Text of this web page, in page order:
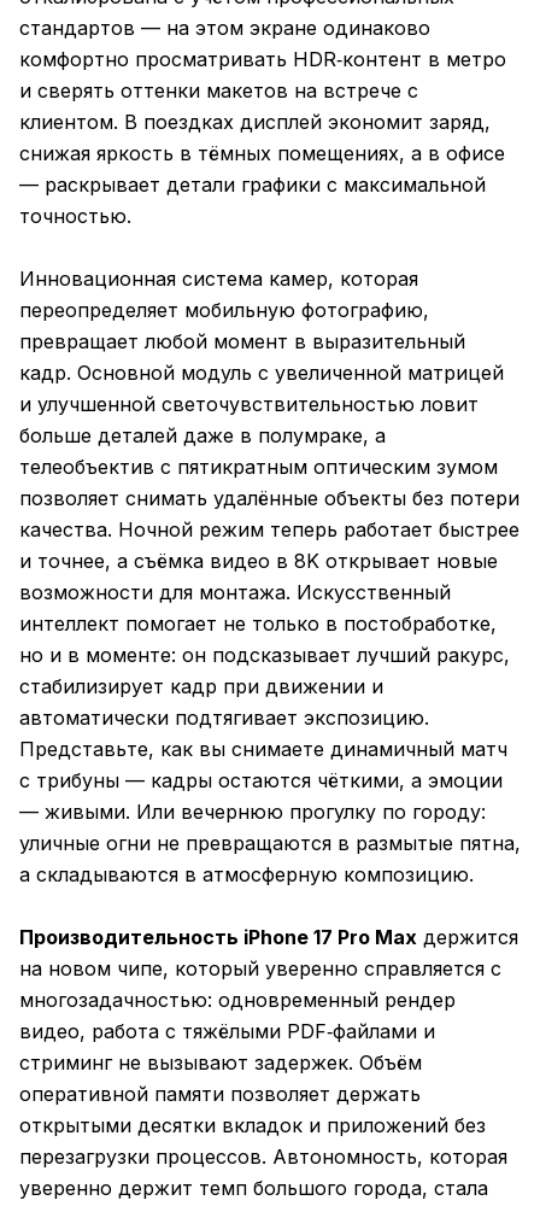
стандартов — на этом экране одинаково
комфортно просматривать HDR‑контент в метро
и сверять оттенки макетов на встрече с
клиентом. В поездках дисплей экономит заряд,
снижая яркость в тёмных помещениях, а в офисе
— раскрывает детали графики с максимальной
точностью.
Инновационная система камер, которая
переопределяет мобильную фотографию,
превращает любой момент в выразительный
кадр. Основной модуль с увеличенной матрицей
и улучшенной светочувствительностью ловит
больше деталей даже в полумраке, а
телеобъектив с пятикратным оптическим зумом
позволяет снимать удалённые объекты без потери
качества. Ночной режим теперь работает быстрее
и точнее, а съёмка видео в 8K открывает новые
возможности для монтажа. Искусственный
интеллект помогает не только в постобработке,
но и в моменте: он подсказывает лучший ракурс,
стабилизирует кадр при движении и
автоматически подтягивает экспозицию.
Представьте, как вы снимаете динамичный матч
с трибуны — кадры остаются чёткими, а эмоции
— живыми. Или вечернюю прогулку по городу:
уличные огни не превращаются в размытые пятна,
а складываются в атмосферную композицию.
Производительность iPhone 17 Pro Max держится
на новом чипе, который уверенно справляется с
многозадачностью: одновременный рендер
видео, работа с тяжёлыми PDF‑файлами и
стриминг не вызывают задержек. Объём
оперативной памяти позволяет держать
открытыми десятки вкладок и приложений без
перезагрузки процессов. Автономность, которая
уверенно держит темп большого города, стала